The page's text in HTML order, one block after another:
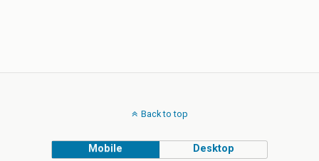
Back to top
Mobile Desktop